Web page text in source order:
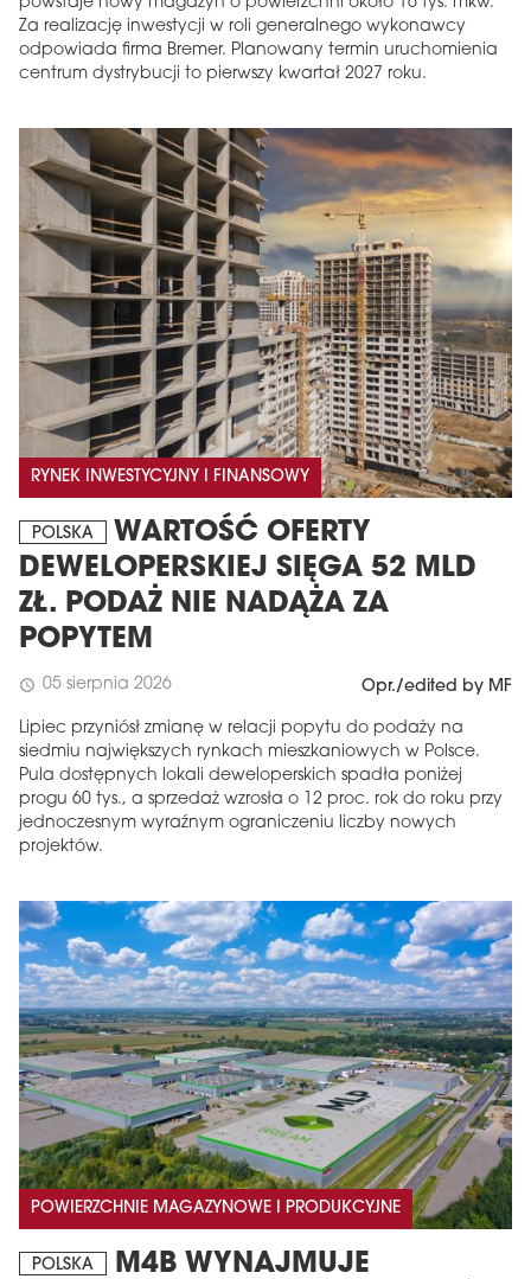
Za realizację inwestycji w roli generalnego wykonawcy
odpowiada firma Bremer. Planowany termin uruchomienia
centrum dystrybucji to pierwszy kwartał 2027 roku.
RYNEK INWESTYCYJNY I FINANSOWY
POLSKA
WARTOŚĆ OFERTY
DEWELOPERSKIEJ SIĘGA 52 MLD
ZŁ. PODAŻ NIE NADĄŻA ZA
POPYTEM
schedule 05 sierpnia 2026 Opr./edited by MF
Lipiec przyniósł zmianę w relacji popytu do podaży na
siedmiu największych rynkach mieszkaniowych w Polsce.
Pula dostępnych lokali deweloperskich spadła poniżej
progu 60 tys., a sprzedaż wzrosła o 12 proc. rok do roku przy
jednoczesnym wyraźnym ograniczeniu liczby nowych
projektów.
POWIERZCHNIE MAGAZYNOWE I PRODUKCYJNE
POLSKA
M4B WYNAJMUJE
MAGAZYN
Wydanie 6 (308)
CZERWIEC 2026
Więcej w tym wydaniu arrow_forward
Zamów teraz!